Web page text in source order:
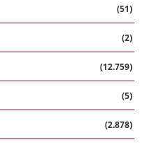
(51)
(2)
(12.759)
(5)
(2.878)